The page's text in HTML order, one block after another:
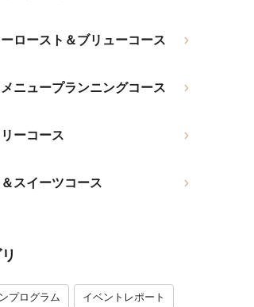
ロースト＆ブリューコース
ニュープランニングコース
ーコース
スイーツコース
プログラム イベントレポート